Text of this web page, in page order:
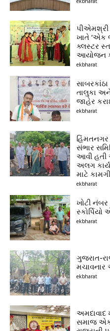
પીએમશ્રી
ખાતે ‘એક
ક્લસ્ટર
આયોજન
ekbharat
સાબરકાંઠા
તાલુકા
જાહેર
ekbharat
હિંમતનગર
સંભાર
આવી હતી
અલગ
માટે
ekbharat
ખોટી નંબર
ekbharat
ગુજરાત-
મચાવનાર
ekbharat
અમદાવાદ
સમાજ